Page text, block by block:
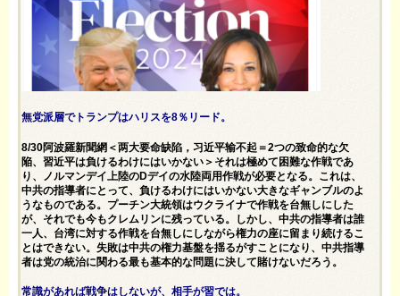
無党派層でトランプはハリスを8％リード。
8/30阿波羅新聞網＜两大要命缺陷，习近平输不起＝2つの致命的な欠
陥、習近平は負けるわけにはいかない＞それは極めて困難な作戦であ
り、ノルマンデイ上陸のDデイの水陸両用作戦が必要となる。これは、
中共の指導者にとって、負けるわけにはいかない大きなギャンブルのよ
うなものである。プーチン大統領はウクライナで作戦を台無しにした
が、それでも今もクレムリンに残っている。しかし、中共の指導者は誰
一人、台湾に対する作戦を台無しにしながら権力の座に留まり続けるこ
とはできない。失敗は中共の権力基盤を揺るがすことになり、中共指導
者は党の統治に関わる最も基本的な問題に決して賭けないだろう。
常識があれば戦争はしないが、相手が習では。